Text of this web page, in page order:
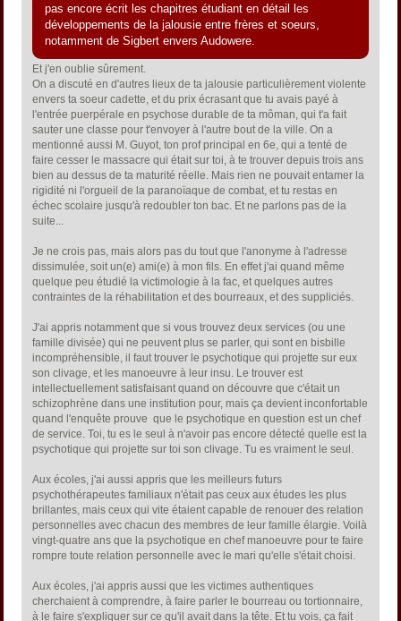
pas encore écrit les chapitres étudiant en détail les
développements de la jalousie entre frères et soeurs,
notamment de Sigbert envers Audowere.
Et j'en oublie sûrement.
On a discuté en d'autres lieux de ta jalousie particulièrement violente
envers ta soeur cadette, et du prix écrasant que tu avais payé à
l'entrée puerpérale en psychose durable de ta môman, qui t'a fait
sauter une classe pour t'envoyer à l'autre bout de la ville. On a
mentionné aussi M. Guyot, ton prof principal en 6e, qui a tenté de
faire cesser le massacre qui était sur toi, à te trouver depuis trois ans
bien au dessus de ta maturité réelle. Mais rien ne pouvait entamer la
rigidité ni l'orgueil de la paranoïaque de combat, et tu restas en
échec scolaire jusqu'à redoubler ton bac. Et ne parlons pas de la
suite...
Je ne crois pas, mais alors pas du tout que l'anonyme à l'adresse
dissimulée, soit un(e) ami(e) à mon fils. En effet j'ai quand même
quelque peu étudié la victimologie à la fac, et quelques autres
contraintes de la réhabilitation et des bourreaux, et des suppliciés.
J'ai appris notamment que si vous trouvez deux services (ou une
famille divisée) qui ne peuvent plus se parler, qui sont en bisbille
incompréhensible, il faut trouver le psychotique qui projette sur eux
son clivage, et les manoeuvre à leur insu. Le trouver est
intellectuellement satisfaisant quand on découvre que c'était un
schizophrène dans une institution pour, mais ça devient inconfortable
quand l'enquête prouve que le psychotique en question est un chef
de service. Toi, tu es le seul à n'avoir pas encore détecté quelle est la
psychotique qui projette sur toi son clivage. Tu es vraiment le seul.
Aux écoles, j'ai aussi appris que les meilleurs futurs
psychothérapeutes familiaux n'était pas ceux aux études les plus
brillantes, mais ceux qui vite étaient capable de renouer des relation
personnelles avec chacun des membres de leur famille élargie. Voilà
vingt-quatre ans que la psychotique en chef manoeuvre pour te faire
rompre toute relation personnelle avec le mari qu'elle s'était choisi.
Aux écoles, j'ai appris aussi que les victimes authentiques
cherchaient à comprendre, à faire parler le bourreau ou tortionnaire,
à le faire s'expliquer sur ce qu'il avait dans la tête. Et tu vois, ça fait